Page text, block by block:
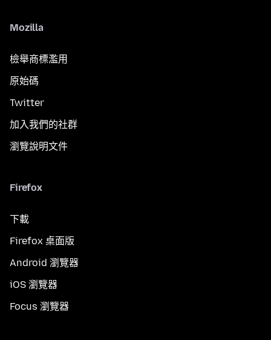
Mozilla
檢舉商標濫用
原始碼
Twitter
加入我們的社群
瀏覽說明文件
Firefox
下載
Firefox 桌面版
Android 瀏覽器
iOS 瀏覽器
Focus 瀏覽器